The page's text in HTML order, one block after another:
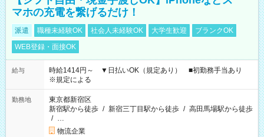
マホの充電を繋げるだけ！
派遣 職種未経験OK 社会人未経験OK 大学生歓迎
ブランクOK
WEB登録・面接OK
給与
時給1414円～ ▼日払いOK（規定あり） ■初勤務手当あり
※規定による
勤務地
東京都新宿区
新宿駅から徒歩 / 新宿三丁目駅から徒歩 / 高田馬場駅から徒歩
/ …
物流企業